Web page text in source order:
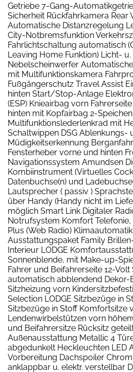
Getriebe 7-Gang-
Sicherheit Rückfahrkamera Rear
Automatische Distanzregelung
City-Notbremsfunktion
Fahrlichtschaltung automatisch
Leaving Home Funktion) Licht-
Nebelscheinwerfer
mit Multifunktionskamera
Fußgängerschutz Travel Assist
hinten Start/Stop-Anlage
(ESP) Knieairbag vorn
hinten mit Kopfairbag 2-Speichen
Multifunktionslederlenkrad mit
Schaltwippen DSG Ablenkungs-
Müdigkeitserkennung
Fensterheber vorne und hinten
Navigationssystem Amundsen
Kombiinstrument (Virtuelles
Datenbuchse(n) und
Lautsprecher ( passiv )
über Handy (Handy nicht im
möglich Smart Link Digitaler
Notrufsystem Komfort Telefonie,
Plus (Web Radio)
Ausstattungspaket Family
Interieur LODGE
Sonnenblende, mit Make-up-
Fahrer und Beifahrerseite 12-
automatisch abblendend Dekor-
Sitzheizung vorn
Selection LODGE Sitzbezüge in
Sitzbezüge in Stoff Komfortsitze
Lendenwirbelstützen vorn
und Beifahrersitze Rücksitz
Außenausstattung Metallic 4
abgedunkelt Heckleuchten LED
Vorbereitung Dachspoiler
anklappbar u. elektr. verstellbar